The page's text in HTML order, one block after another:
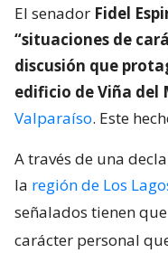
El senador Fidel
“situaciones de
discusión que
edificio de Viña del
Valparaíso. Este
A través de una
la región de Los
señalados tienen
carácter personal